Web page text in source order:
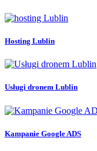
Hosting Lublin
Usługi dronem Lublin
Kampanie Google ADS